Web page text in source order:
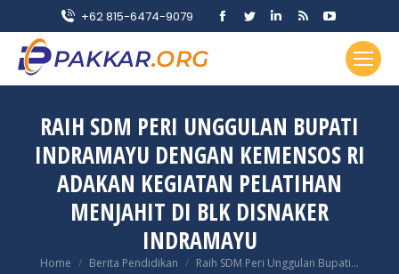
+62 815-6474-9079
Facebook
in
window
Twitter
in
window
Linkedin
in
window
Rss
opens
in
window
YouTube
page
opens
in
window
RAIH SDM PERI UNGGULAN BUPATI
INDRAMAYU DENGAN KEMENSOS RI
ADAKAN KEGIATAN PELATIHAN
MENJAHIT DI BLK DISNAKER
INDRAMAYU
You are here:
Home Berita Pendidikan Raih SDM Peri Unggulan Bupati…